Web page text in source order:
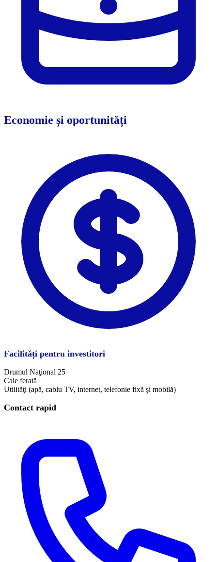
Economie și oportunități
Facilități pentru investitori
Drumul Naţional 25
Cale ferată
Utilităţi (apă, cablu TV, internet, telefonie fixă şi mobilă)
Contact rapid